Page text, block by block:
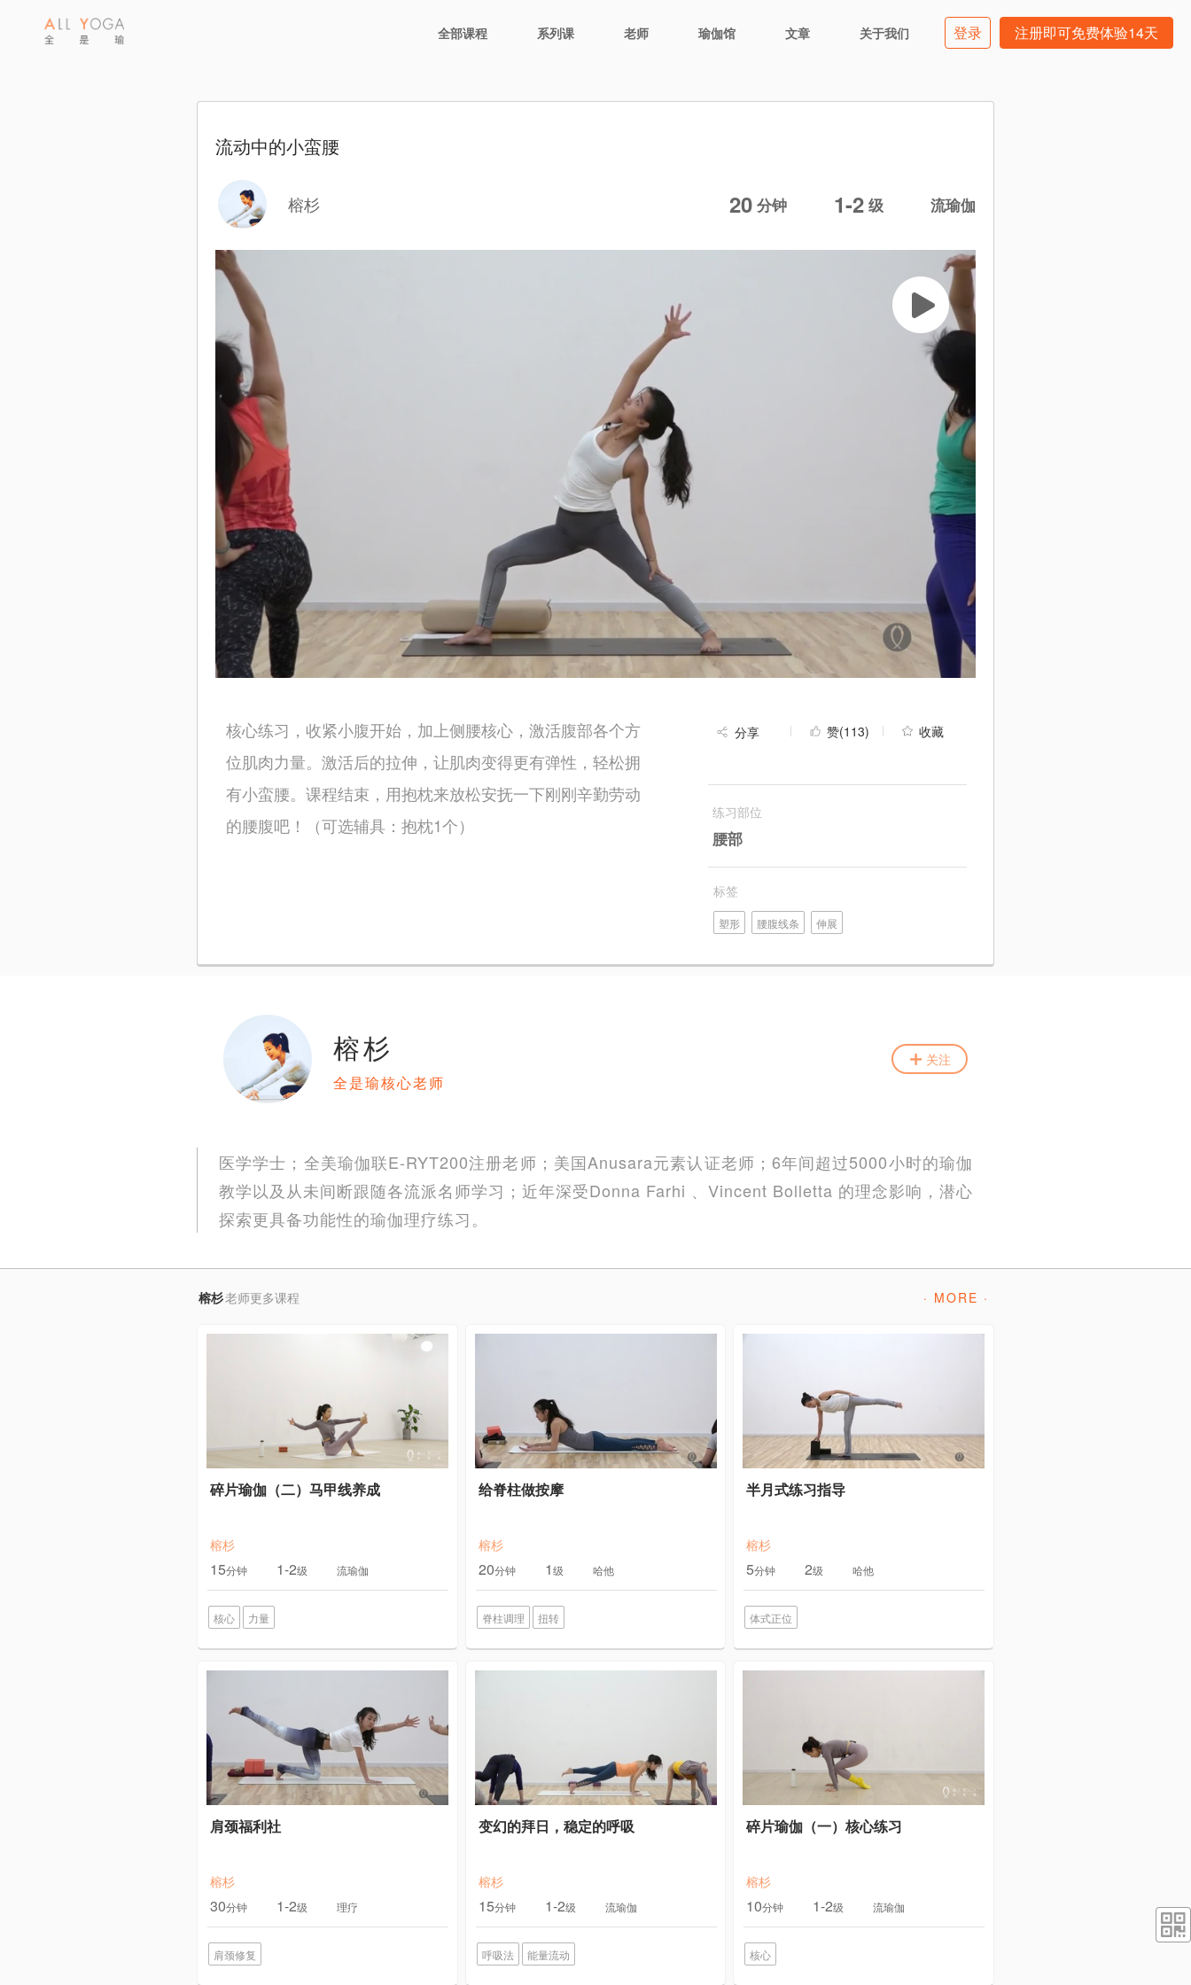
全部课程 系列课 老师 瑜伽馆 文章 关于我们 登录 注册即可免费体验14天
流动中的小蛮腰
榕杉 20 分钟 1-2 级 流瑜伽
核心练习，收紧小腹开始，加上侧腰核心，激活腹部各个方
位肌肉力量。激活后的拉伸，让肌肉变得更有弹性，轻松拥
有小蛮腰。课程结束，用抱枕来放松安抚一下刚刚辛勤劳动
的腰腹吧！（可选辅具：抱枕1个）
分享 赞(113) 收藏
练习部位
腰部
标签
塑形 腰腹线条 伸展
榕杉
全是瑜核心老师
关注
医学学士；全美瑜伽联E-RYT200注册老师；美国Anusara元素认证老师；6年间超过5000小时的瑜伽
教学以及从未间断跟随各流派名师学习；近年深受Donna Farhi 、Vincent Bolletta 的理念影响，潜心
探索更具备功能性的瑜伽理疗练习。
榕杉老师更多课程 · MORE ·
碎片瑜伽（二）马甲线养成
榕杉
15分钟 1-2级 流瑜伽
核心 力量
给脊柱做按摩
榕杉
20分钟 1级 哈他
脊柱调理 扭转
半月式练习指导
榕杉
5分钟 2级 哈他
体式正位
肩颈福利社
榕杉
30分钟 1-2级 理疗
肩颈修复
变幻的拜日，稳定的呼吸
榕杉
15分钟 1-2级 流瑜伽
呼吸法 能量流动
碎片瑜伽（一）核心练习
榕杉
10分钟 1-2级 流瑜伽
核心